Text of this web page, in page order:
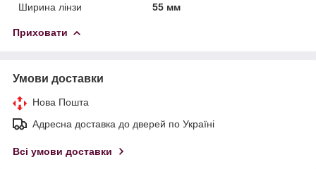
Ширина лінзи
55 мм
Приховати
Умови доставки
Нова Пошта
Адресна доставка до дверей по Україні
Всі умови доставки